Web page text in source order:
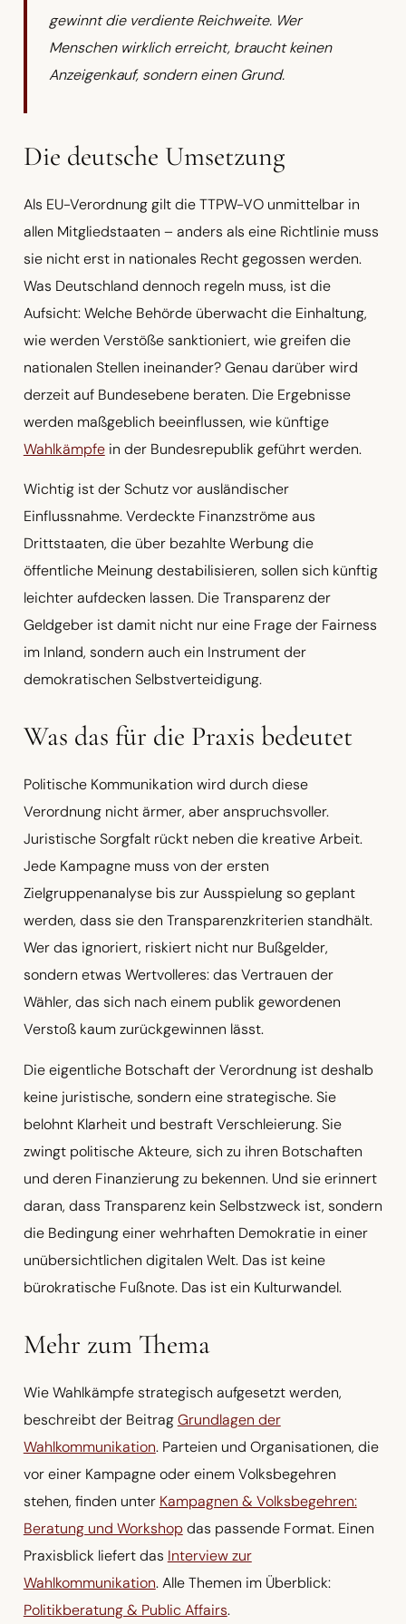
gewinnt die verdiente Reichweite. Wer
Menschen wirklich erreicht, braucht keinen
Anzeigenkauf, sondern einen Grund.
Die deutsche Umsetzung
Als EU-Verordnung gilt die TTPW-VO unmittelbar in
allen Mitgliedstaaten – anders als eine Richtlinie muss
sie nicht erst in nationales Recht gegossen werden.
Was Deutschland dennoch regeln muss, ist die
Aufsicht: Welche Behörde überwacht die Einhaltung,
wie werden Verstöße sanktioniert, wie greifen die
nationalen Stellen ineinander? Genau darüber wird
derzeit auf Bundesebene beraten. Die Ergebnisse
werden maßgeblich beeinflussen, wie künftige
Wahlkämpfein der Bundesrepublik geführt werden.
Wichtig ist der Schutz vor ausländischer
Einflussnahme. Verdeckte Finanzströme aus
Drittstaaten, die über bezahlte Werbung die
öffentliche Meinung destabilisieren, sollen sich künftig
leichter aufdecken lassen. Die Transparenz der
Geldgeber ist damit nicht nur eine Frage der Fairness
im Inland, sondern auch ein Instrument der
demokratischen Selbstverteidigung.
Was das für die Praxis bedeutet
Politische Kommunikation wird durch diese
Verordnung nicht ärmer, aber anspruchsvoller.
Juristische Sorgfalt rückt neben die kreative Arbeit.
Jede Kampagne muss von der ersten
Zielgruppenanalyse bis zur Ausspielung so geplant
werden, dass sie den Transparenzkriterien standhält.
Wer das ignoriert, riskiert nicht nur Bußgelder,
sondern etwas Wertvolleres: das Vertrauen der
Wähler, das sich nach einem publik gewordenen
Verstoß kaum zurückgewinnen lässt.
Die eigentliche Botschaft der Verordnung ist deshalb
keine juristische, sondern eine strategische. Sie
belohnt Klarheit und bestraft Verschleierung. Sie
zwingt politische Akteure, sich zu ihren Botschaften
und deren Finanzierung zu bekennen. Und sie erinnert
daran, dass Transparenz kein Selbstzweck ist, sondern
die Bedingung einer wehrhaften Demokratie in einer
unübersichtlichen digitalen Welt. Das ist keine
bürokratische Fußnote. Das ist ein Kulturwandel.
Mehr zum Thema
Wie Wahlkämpfe strategisch aufgesetzt werden,
beschreibt der BeitragGrundlagen der
Wahlkommunikation. Parteien und Organisationen, die
vor einer Kampagne oder einem Volksbegehren
stehen, finden unter Kampagnen & Volksbegehren:
Beratung und Workshopdas passende Format. Einen
Praxisblick liefert das Interview zur
Wahlkommunikation. Alle Themen im Überblick:
Politikberatung & Public Affairs.